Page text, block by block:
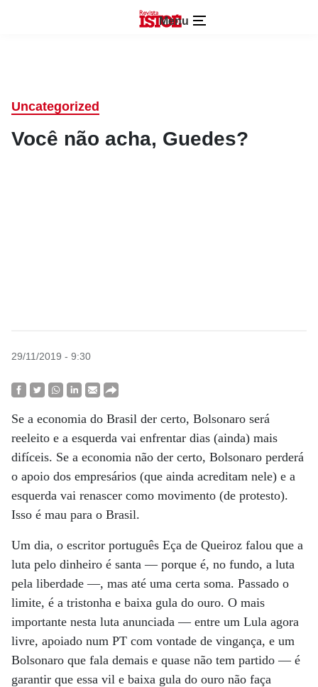
Menu
Uncategorized
Você não acha, Guedes?
29/11/2019 - 9:30
Se a economia do Brasil der certo, Bolsonaro será
reeleito e a esquerda vai enfrentar dias (ainda) mais
difíceis. Se a economia não der certo, Bolsonaro perderá
o apoio dos empresários (que ainda acreditam nele) e a
esquerda vai renascer como movimento (de protesto).
Isso é mau para o Brasil.
Um dia, o escritor português Eça de Queiroz falou que a
luta pelo dinheiro é santa — porque é, no fundo, a luta
pela liberdade —, mas até uma certa soma. Passado o
limite, é a tristonha e baixa gula do ouro. O mais
importante nesta luta anunciada — entre um Lula agora
livre, apoiado num PT com vontade de vingança, e um
Bolsonaro que fala demais e quase não tem partido — é
garantir que essa vil e baixa gula do ouro não faça